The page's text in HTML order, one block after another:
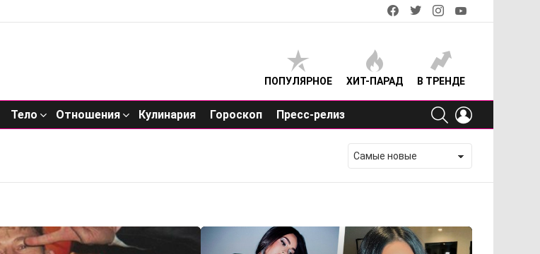
facebooktwitterinstagram
ПОПУЛЯРНОЕ ХИТ-ПАРАД В ТРЕНДЕ
Тело Отношения Кулинария Гороскоп Пресс-релиз
SEARCH